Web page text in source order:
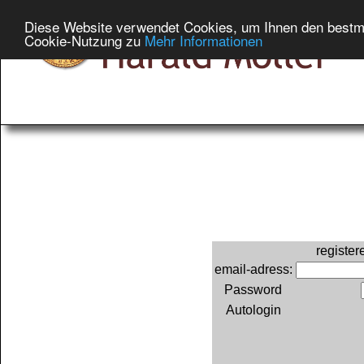
Diese Website verwendet Cookies, um Ihnen den
Cookie-Nutzung zu Mehr Informationen
email-adress:
Password
Autologin